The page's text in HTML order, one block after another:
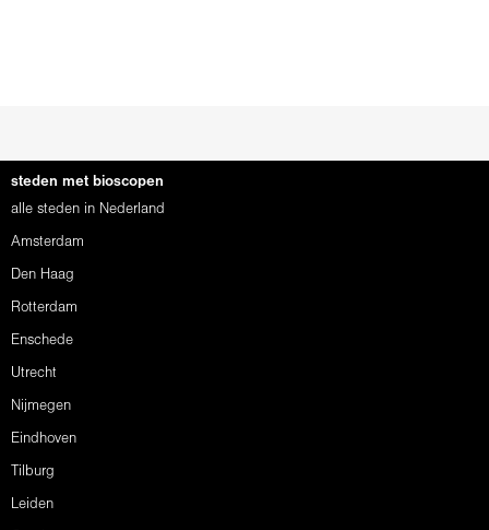
steden met bioscopen
alle steden in Nederland
Amsterdam
Den Haag
Rotterdam
Enschede
Utrecht
Nijmegen
Eindhoven
Tilburg
Leiden